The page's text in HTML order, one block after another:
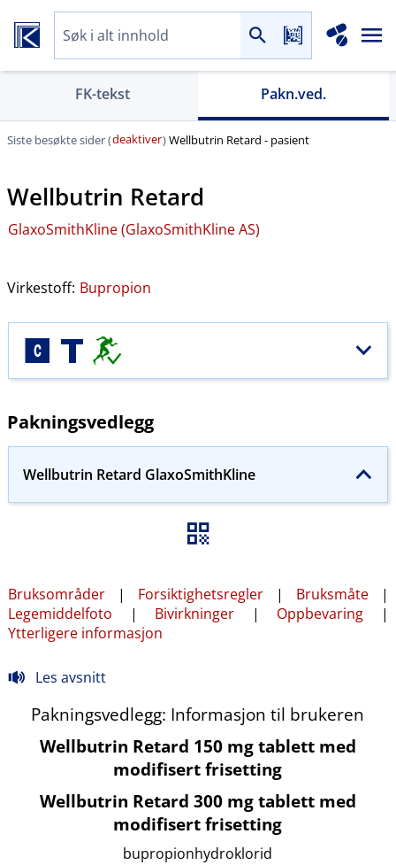
FK-tekst Pakn.ved.
Siste besøkte sider (deaktiver)Wellbutrin Retard - pasient
Wellbutrin Retard
GlaxoSmithKline (GlaxoSmithKline AS)
Virkestoff: Bupropion
Pakningsvedlegg
Wellbutrin Retard GlaxoSmithKline
Bruksområder | Forsiktighetsregler | Bruksmåte |
Legemiddelfoto | Bivirkninger | Oppbevaring |
Ytterligere informasjon
Les avsnitt
Pakningsvedlegg: Informasjon til brukeren
Wellbutrin Retard 150 mg tablett med
modifisert frisetting
Wellbutrin Retard 300 mg tablett med
modifisert frisetting
bupropionhydroklorid